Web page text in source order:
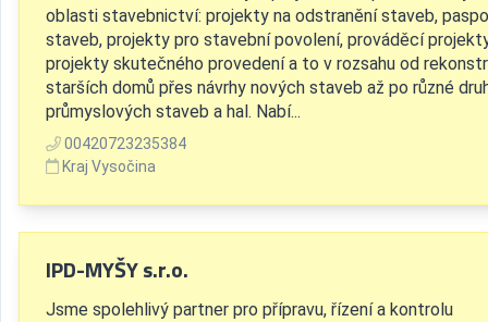
oblasti stavebnictví: projekty na odstranění staveb,
staveb, projekty pro stavební povolení, prováděcí
projekty skutečného provedení a to v rozsahu od
starších domů přes návrhy nových staveb až po různé
průmyslových staveb a hal. Nabí...
00420723235384
Kraj Vysočina
IPD-MYŠY s.r.o.
Jsme spolehlivý partner pro přípravu, řízení a kontrolu